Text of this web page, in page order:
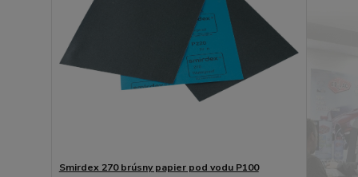
Smirdex 270 brúsny papier pod vodu P100